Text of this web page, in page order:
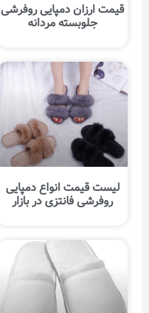
قیمت ارزان دمپایی روفرشی
جلوبسته مردانه
لیست قیمت انواع دمپایی
روفرشی فانتزی در بازار